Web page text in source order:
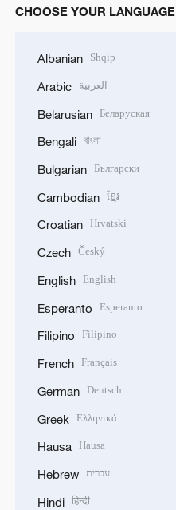
CHOOSE YOUR LANGUAGE
Albanian Shqip
Arabic العربية
Belarusian Беларуская
Bengali বাংলা
Bulgarian Български
Cambodian ខ្មែរ
Croatian Hrvatski
Czech Český
English English
Esperanto Esperanto
Filipino Filipino
French Français
German Deutsch
Greek Ελληνικά
Hausa Hausa
Hebrew עברית
Hindi हिन्दी